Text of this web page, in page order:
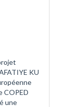
KU
COPED
une